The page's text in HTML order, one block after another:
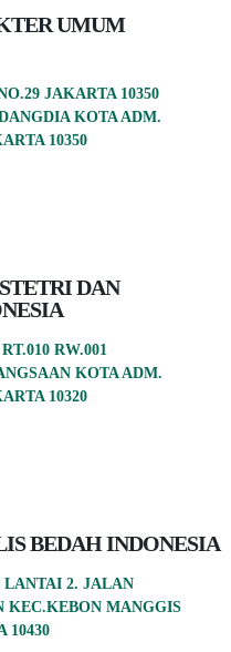
UMUM
JAKARTA 10350
KOTA ADM.
10350
DAN
RW.001
KOTA ADM.
10320
BEDAH INDONESIA
LANTAI 2. JALAN
KEC.KEBON MANGGIS
10430